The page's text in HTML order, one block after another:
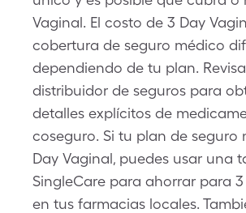
Vaginal. El costo de 3 Day
cobertura de seguro médico
dependiendo de tu plan.
distribuidor de seguros para
detalles explícitos de
coseguro. Si tu plan de seguro
Day Vaginal, puedes usar una
SingleCare para ahorrar para
en tus farmacias locales.